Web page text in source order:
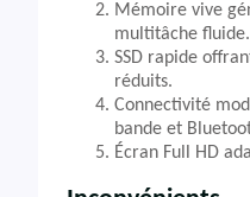
Mémoire vive
multitâche fluide.
SSD rapide
réduits.
Connectivité
bande et
Écran Full HD